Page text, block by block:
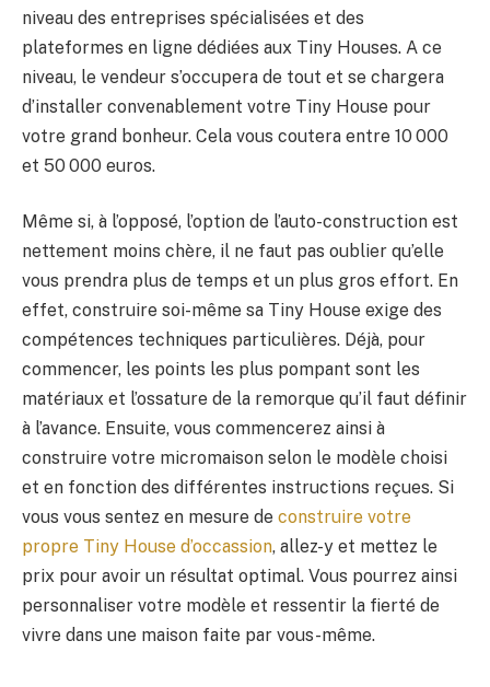
niveau des entreprises spécialisées et des
plateformes en ligne dédiées aux Tiny Houses. A ce
niveau, le vendeur s’occupera de tout et se chargera
d’installer convenablement votre Tiny House pour
votre grand bonheur. Cela vous coutera entre 10 000
et 50 000 euros.
Même si, à l’opposé, l’option de l’auto-construction est
nettement moins chère, il ne faut pas oublier qu’elle
vous prendra plus de temps et un plus gros effort. En
effet, construire soi-même sa Tiny House exige des
compétences techniques particulières. Déjà, pour
commencer, les points les plus pompant sont les
matériaux et l’ossature de la remorque qu’il faut définir
à l’avance. Ensuite, vous commencerez ainsi à
construire votre micromaison selon le modèle choisi
et en fonction des différentes instructions reçues. Si
vous vous sentez en mesure de construire votre
propre Tiny House d’occassion, allez-y et mettez le
prix pour avoir un résultat optimal. Vous pourrez ainsi
personnaliser votre modèle et ressentir la fierté de
vivre dans une maison faite par vous-même.